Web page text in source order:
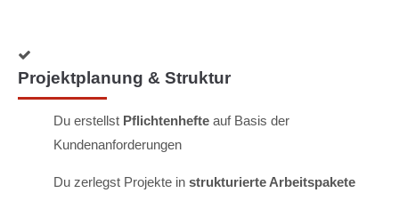
Projektplanung & Struktur
Du erstellst Pflichtenhefte auf Basis der
Kundenanforderungen
Du zerlegst Projekte in strukturierte Arbeitspakete